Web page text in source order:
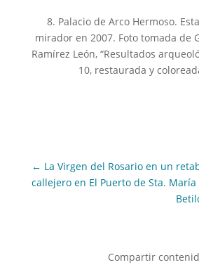
8. Palacio de Arco Hermoso.
mirador en 2007. Foto tomada de
Ramírez León, “Resultados
10, restaurada y
← La Virgen del Rosario en un
callejero en El Puerto de Sta. María
Compartir